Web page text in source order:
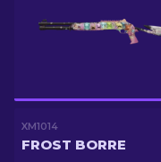
XM1014
FROST BORRE